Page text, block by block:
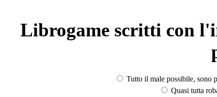
Librogame scritti con
Tutto il male possibile, sono
Quasi tutta